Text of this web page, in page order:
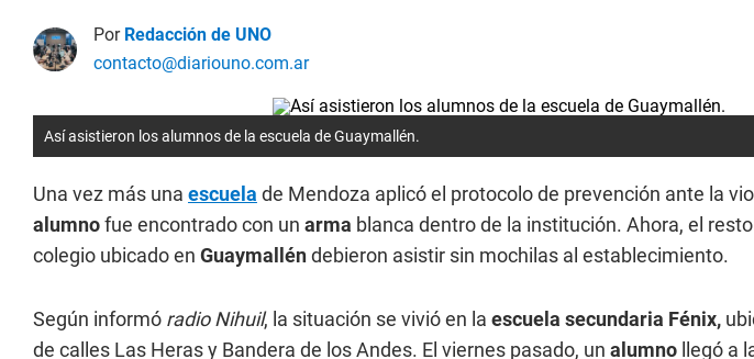
Por Redacción de UNO
contacto@diariouno.com.ar
Así asistieron los alumnos de la escuela de Guaymallén.
Una vez más una escuela de Mendoza aplicó el protocolo de prevención ante la
alumnofue encontrado con un arma blanca dentro de la institución. Ahora, el
colegio ubicado en Guaymalléndebieron asistir sin mochilas al establecimiento.
Según informó radio Nihuil, la situación se vivió en la escuela secundaria Fénix,
de calles Las Heras y Bandera de los Andes. El viernes pasado, un alumno llegó a